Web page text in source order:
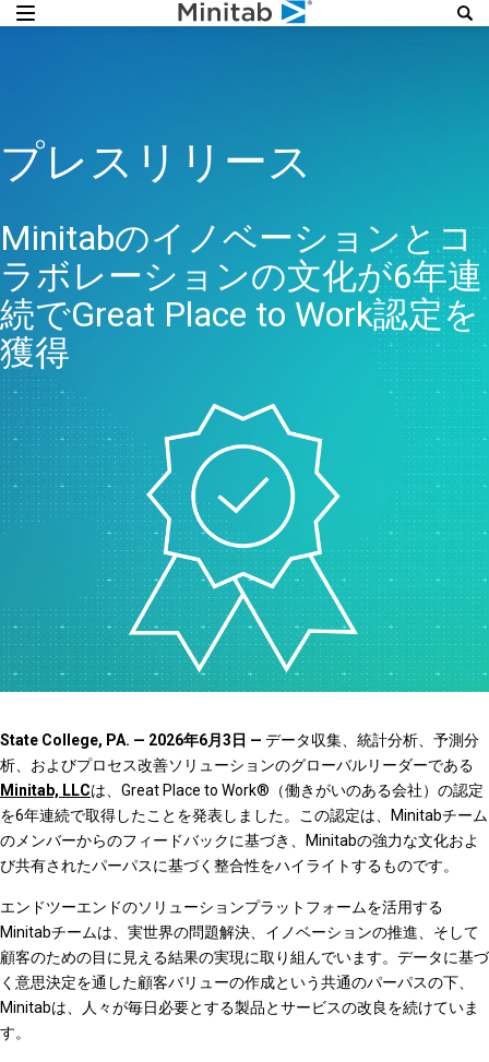
プレスリリース
Minitabのイノベーションとコ
ラボレーションの文化が6年連
続でGreat Place to Work認定を
獲得
State College, PA. — 2026年6月3日 — データ収集、統計分析、予測分
析、およびプロセス改善ソリューションのグローバルリーダーである
Minitab, LLCは、Great Place to Work®（働きがいのある会社）の認定
を6年連続で取得したことを発表しました。この認定は、Minitabチーム
のメンバーからのフィードバックに基づき、Minitabの強力な文化およ
び共有されたパーパスに基づく整合性をハイライトするものです。
エンドツーエンドのソリューションプラットフォームを活用する
Minitabチームは、実世界の問題解決、イノベーションの推進、そして
顧客のための目に見える結果の実現に取り組んでいます。データに基づ
く意思決定を通した顧客バリューの作成という共通のパーパスの下、
Minitabは、人々が毎日必要とする製品とサービスの改良を続けていま
す。